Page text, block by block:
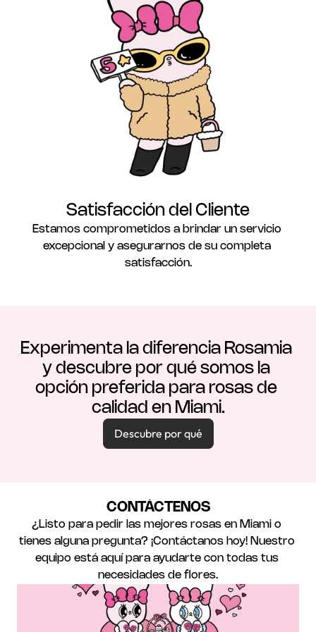
Satisfacción del Cliente
Estamos comprometidos a brindar un servicio
excepcional y asegurarnos de su completa
satisfacción.
Experimenta la diferencia Rosamia
y descubre por qué somos la
opción preferida para rosas de
calidad en Miami.
Descubre por qué
CONTÁCTENOS
¿Listo para pedir las mejores rosas en Miami o
tienes alguna pregunta? ¡Contáctanos hoy! Nuestro
equipo está aquí para ayudarte con todas tus
necesidades de flores.